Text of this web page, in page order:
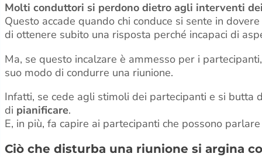
Molti conduttori si perdono dietro agli interventi
Questo accade quando chi conduce si sente in
di ottenere subito una risposta perché incapaci di
Ma, se questo incalzare è ammesso per i
suo modo di condurre una riunione.
Infatti, se cede agli stimoli dei partecipanti e si butta
di pianificare.
E, in più, fa capire ai partecipanti che possono
Ciò che disturba una riunione si argina